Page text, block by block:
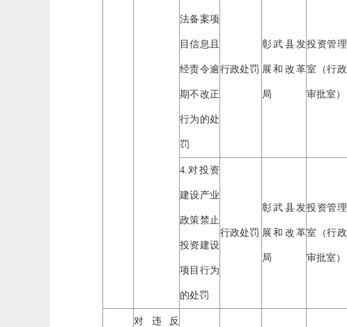
法备案项
目信息且
经责令逾
期不改正
行为的处
罚
行政处罚
彰武县发
展和改革
局
投资管理
室（行政
审批室）
4.对投资
建设产业
政策禁止
投资建设
项目行为
的处罚
行政处罚
彰武县发
展和改革
局
投资管理
室（行政
审批室）
对违反